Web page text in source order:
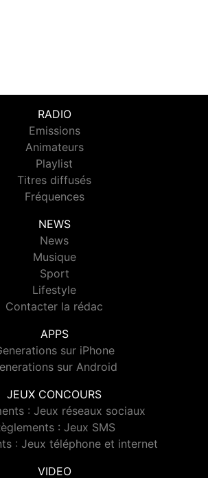
RADIO
Emissions
Animateurs
Playlist
Titres diffusés
Fréquences
NEWS
News
Musique
Sport
Lifestyle
Contacter la rédac
APPS
sur iPhone
sur Android
JEUX CONCOURS
: Jeux réseaux sociaux
: Jeux SMS
: Jeux téléphone et internet
VIDEO